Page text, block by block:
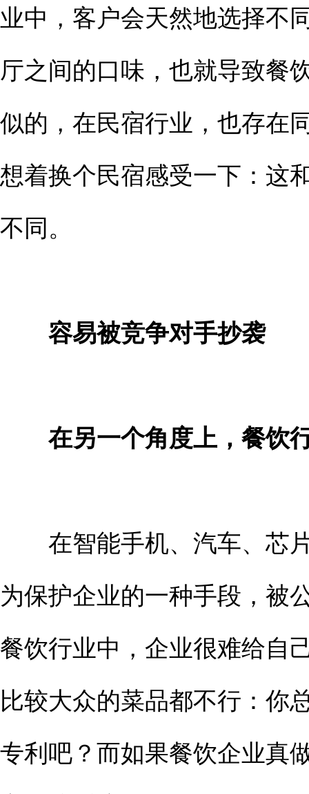
业中，客户会天然地选择不
厅之间的口味，也就导致餐
似的，在民宿行业，也存在
想着换个民宿感受一下：这
不同。
容易被竞争对手抄袭
在另一个角度上，餐饮
在智能手机、汽车、芯
为保护企业的一种手段，被
餐饮行业中，企业很难给自
比较大众的菜品都不行：你
专利吧？而如果餐饮企业真